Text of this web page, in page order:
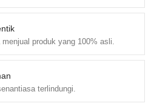
menjual produk yang 100% asli.
terlindungi.